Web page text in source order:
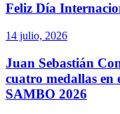
Feliz Día
14 julio, 2026
Juan Sebastián
cuatro medallas en
SAMBO 2026